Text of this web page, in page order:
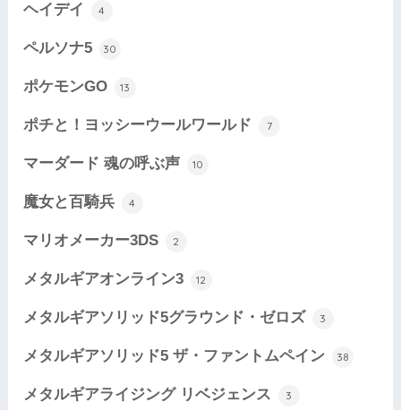
ヘイデイ 4
ペルソナ5 30
ポケモンGO 13
ポチと！ヨッシーウールワールド 7
マーダード 魂の呼ぶ声 10
魔女と百騎兵 4
マリオメーカー3DS 2
メタルギアオンライン3 12
メタルギアソリッド5グラウンド・ゼロズ 3
メタルギアソリッド5 ザ・ファントムペイン 38
メタルギアライジング リベジェンス 3